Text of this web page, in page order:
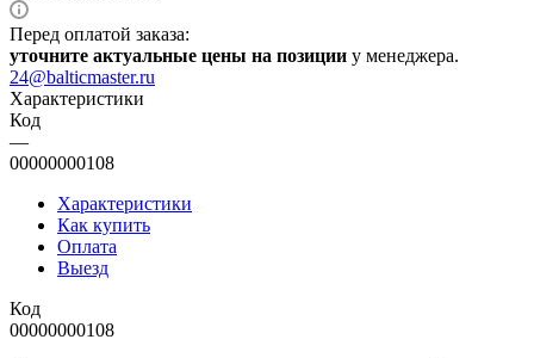
Перед оплатой заказа:
уточните актуальные цены на позиции у менеджера.
24@balticmaster.ru
Характеристики
Код
—
00000000108
Характеристики
Как купить
Оплата
Выезд
Код
00000000108